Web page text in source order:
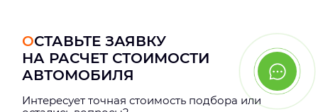
ОСТАВЬТЕ ЗАЯВКУ
НА РАСЧЕТ СТОИМОСТИ
АВТОМОБИЛЯ
Интерeсует точная стоимость подбора или